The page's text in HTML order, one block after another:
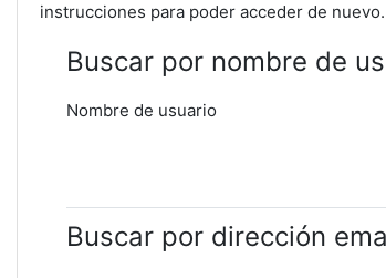
instrucciones para poder acceder de nuevo.
Buscar por nombre de
Nombre de usuario
Buscar por dirección